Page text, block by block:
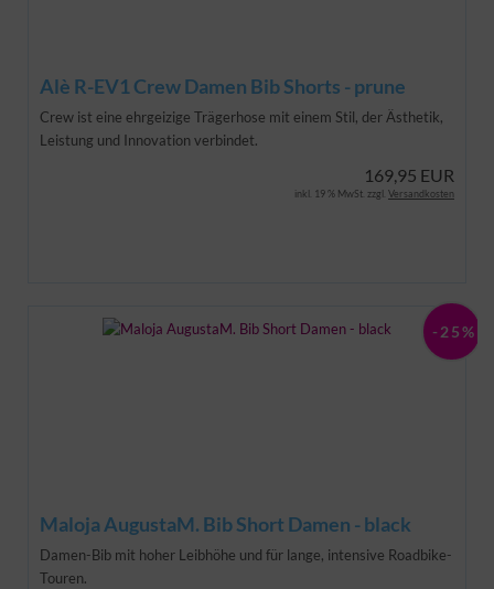
Alè R-EV1 Crew Damen Bib Shorts - prune
Crew ist eine ehrgeizige Trägerhose mit einem Stil, der Ästhetik,
Leistung und Innovation verbindet.
169,95 EUR
inkl. 19 % MwSt. zzgl. Versandkosten
Maloja AugustaM. Bib Short Damen - black
Damen-Bib mit hoher Leibhöhe und für lange, intensive Roadbike-
Touren.
-25%